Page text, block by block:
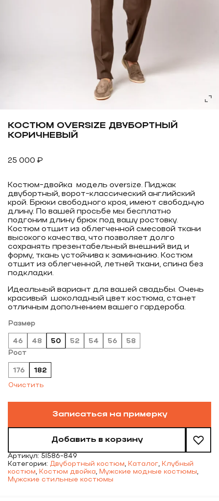
КОСТЮМ OVERSIZE ДВУБОРТНЫЙ
КОРИЧНЕВЫЙ
25 000 ₽
Костюм-двойка модель oversize. Пиджак
двубортный, ворот-классический английский
крой. Брюки свободного кроя, имеют свободную
длину. По вашей просьбе мы бесплатно
подгоним длину брюк под вашу ростовку.
Костюм отшит из облегченной смесовой ткани
высокого качества, что позволяет долго
сохранять презентабельный внешний вид и
форму, ткань устойчива к заминанию. Костюм
отшит из облегченной, летней ткани, спина без
подкладки.
Идеальный вариант для вашей свадьбы. Очень
красивый шоколадный цвет костюма, станет
отличным дополнением вашего гардероба.
Размер
46 48 50 52 54 56
58
Рост
176
182
Очистить
Записаться на примерку
Добавить в корзину
Артикул: 5l586-849
Категории: Двубортный костюм, Каталог, Клубный
костюм, Костюм двойка, Мужские модные костюмы,
Мужские стильные костюмы